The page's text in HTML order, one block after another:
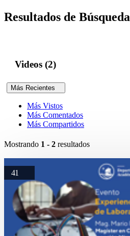
Resultados de Búsqueda
Videos (2)
Más Recientes
Más Vistos
Más Comentados
Más Compartidos
Mostrando 1 - 2 resultados
41